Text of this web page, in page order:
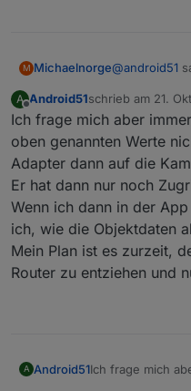
M Michaelnorge@android51
Ich hatte
Kamera
Ich hatte
Adapters
Hab ne
bisher
habe, wenn
Jetzt hab ich
physisch die
A
Offline
Android51schrieb am 21.
zuletzt editiert von
Ich frage mich aber
oben genannten Werte
Adapter dann auf die
Er hat dann nur noch
Wenn ich dann in der
ich, wie die Objektdaten
Mein Plan ist es zurzeit,
Router zu entziehen und
A Android51Ich frage mich